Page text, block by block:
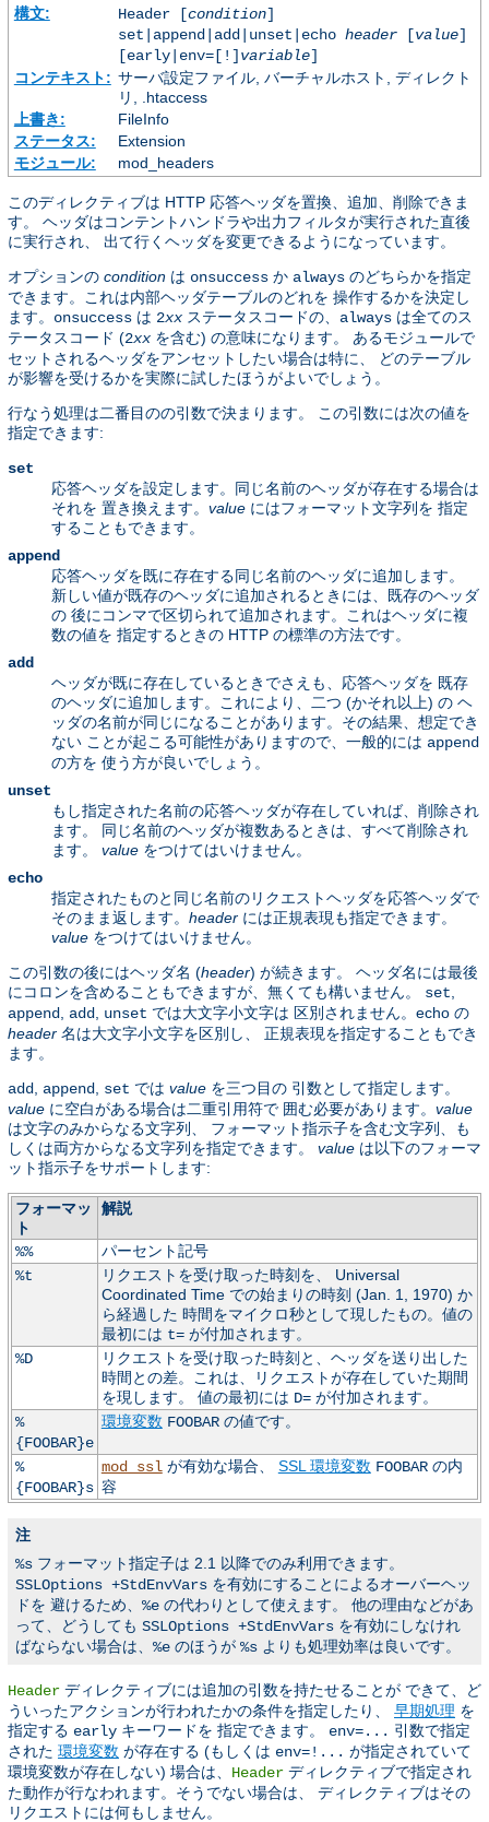
構文: Header [condition]
set|append|add|unset|echo header[value]
[early|env=[!] variable]
コンテキスト: サーバ設定ファイル, バーチャルホスト, ディレクト
リ, .htaccess
上書き:
FileInfo
ステータス:
Extension
モジュール:
mod_headers
このディレクティブは HTTP 応答ヘッダを置換、追加、削除できま
す。 ヘッダはコンテントハンドラや出力フィルタが実行された直後
に実行され、 出て行くヘッダを変更できるようになっています。
オプションの condition は onsuccess か always のどちらかを指定
できます。これは内部ヘッダテーブルのどれを 操作するかを決定し
ます。 onsuccess は 2xx ステータスコードの、 always は全てのス
テータスコード (2xx を含む) の意味になります。 あるモジュールで
セットされるヘッダをアンセットしたい場合は特に、 どのテーブル
が影響を受けるかを実際に試したほうがよいでしょう。
行なう処理は二番目のの引数で決まります。 この引数には次の値を
指定できます:
set
応答ヘッダを設定します。同じ名前のヘッダが存在する場合は
それを 置き換えます。 value にはフォーマット文字列を 指定
することもできます。
append
応答ヘッダを既に存在する同じ名前のヘッダに追加します。
新しい値が既存のヘッダに追加されるときには、既存のヘッダ
の 後にコンマで区切られて追加されます。これはヘッダに複
数の値を 指定するときの HTTP の標準の方法です。
add
ヘッダが既に存在しているときでさえも、応答ヘッダを 既存
のヘッダに追加します。これにより、二つ (かそれ以上) の ヘ
ッダの名前が同じになることがあります。その結果、想定でき
ない ことが起こる可能性がありますので、一般的には append
の方を 使う方が良いでしょう。
unset
もし指定された名前の応答ヘッダが存在していれば、削除され
ます。 同じ名前のヘッダが複数あるときは、すべて削除され
ます。 value をつけてはいけません。
echo
指定されたものと同じ名前のリクエストヘッダを応答ヘッダで
そのまま返します。 header には正規表現も指定できます。
value をつけてはいけません。
この引数の後にはヘッダ名 (header) が続きます。 ヘッダ名には最後
にコロンを含めることもできますが、無くても構いません。 set
append
add unset では大文字小文字は 区別されません。echo の
header 名は大文字小文字を区別し、 正規表現を指定することもでき
ます。
add append set では value を三つ目の 引数として指定します。
value に空白がある場合は二重引用符で 囲む必要があります。 value
は文字のみからなる文字列、 フォーマット指示子を含む文字列、も
しくは両方からなる文字列を指定できます。 value は以下のフォーマ
ット指示子をサポートします:
フォーマッ
ト
解説
%%
パーセント記号
%t
リクエストを受け取った時刻を、 Universal
Coordinated Time での始まりの時刻 (Jan. 1, 1970) か
ら経過した 時間をマイクロ秒として現したもの。値の
最初には t=が付加されます。
%D
リクエストを受け取った時刻と、ヘッダを送り出した
時間との差。これは、リクエストが存在していた期間
を現します。 値の最初には D=が付加されます。
%
{FOOBAR}e
環境変数 FOOBARの値です。
%
{FOOBAR}s
mod_ssl が有効な場合、 SSL 環境変数 FOOBARの内
容
注
%s フォーマット指定子は 2.1 以降でのみ利用できます。
SSLOptions +StdEnvVars を有効にすることによるオーバーヘッ
ドを 避けるため、 %e の代わりとして使えます。 他の理由などがあ
って、どうしても SSLOptions +StdEnvVars を有効にしなけれ
ばならない場合は、 %e のほうが %s よりも処理効率は良いです。
Header ディレクティブには追加の引数を持たせることが できて、ど
ういったアクションが行われたかの条件を指定したり、 早期処理 を
指定する early キーワードを 指定できます。 env=... 引数で指定
された 環境変数 が存在する (もしくは env=!... が指定されていて
環境変数が存在しない) 場合は、 Header ディレクティブで指定され
た動作が行なわれます。そうでない場合は、 ディレクティブはその
リクエストには何もしません。